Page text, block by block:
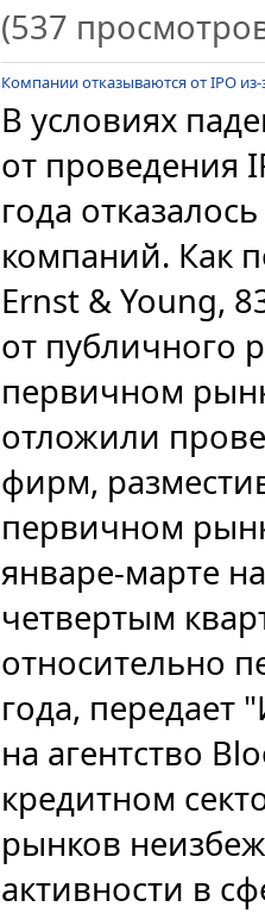
(537
Компании отказываются от IPO
В условиях
от проведения
года
компаний. Как
Ernst & Young,
от публичного
первичном
отложили
фирм,
первичном
январе-марте
четвертым
относительно
года, передает
на агентство
кредитном
рынков
активности в